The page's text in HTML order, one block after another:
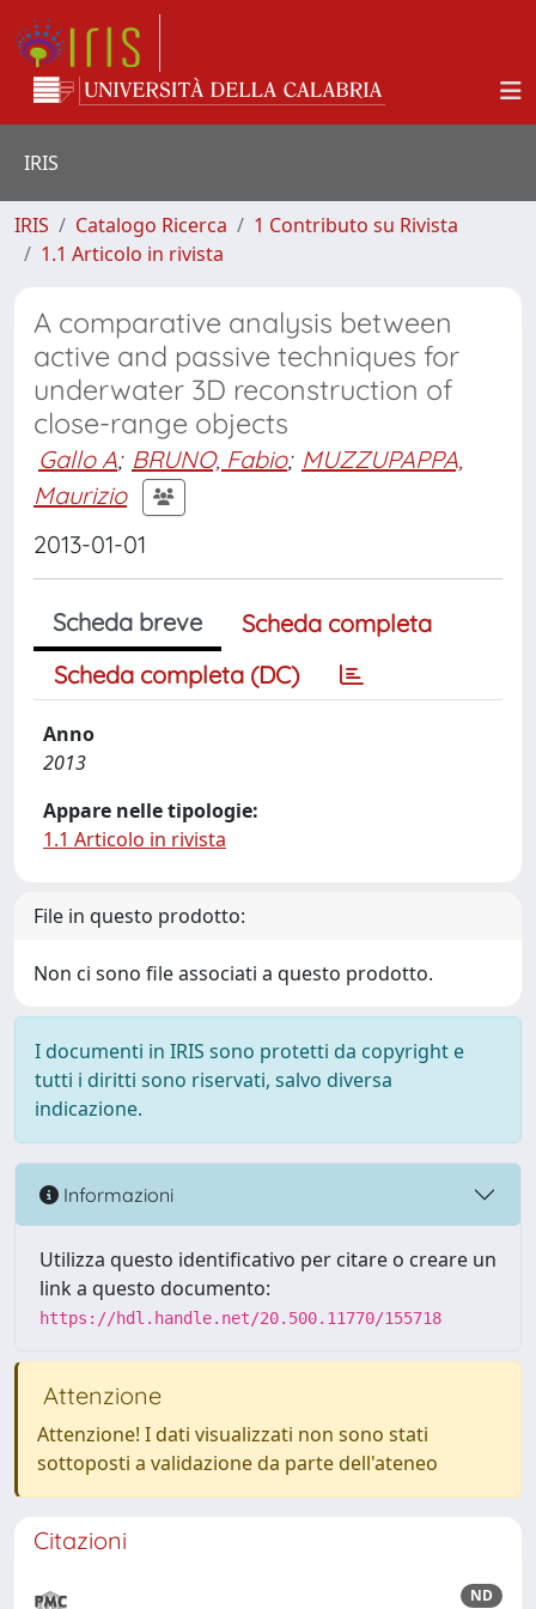
IRIS
IRIS Catalogo Ricerca
1 Contributo su Rivista
1.1 Articolo in rivista
A comparative analysis between
active and passive techniques for
underwater 3D reconstruction of
close-range objects
Gallo A; BRUNO, Fabio; MUZZUPAPPA,
Maurizio
2013-01-01
Scheda breve
Scheda completa
Scheda completa (DC)
Anno
2013
Appare nelle tipologie:
1.1 Articolo in rivista
File in questo prodotto:
Non ci sono file associati a questo prodotto.
I documenti in IRIS sono protetti da copyright e
tutti i diritti sono riservati, salvo diversa
indicazione.
Informazioni
Utilizza questo identificativo per citare o creare un
link a questo documento:
https://hdl.handle.net/20.500.11770/155718
Attenzione
Attenzione! I dati visualizzati non sono stati
sottoposti a validazione da parte dell'ateneo
Citazioni
ND